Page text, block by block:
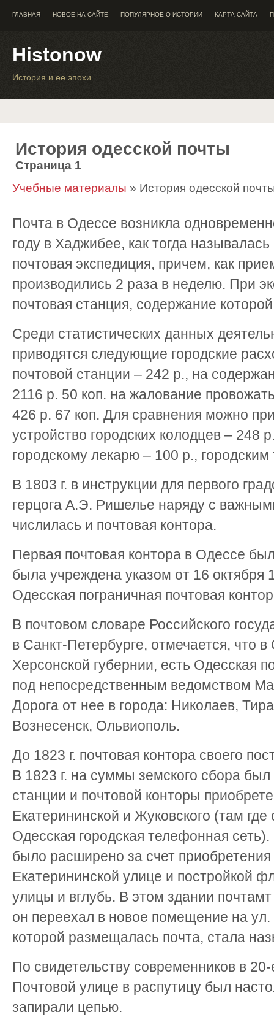
ГЛАВНАЯ НОВОЕ НА САЙТЕ ПОПУЛЯРНОЕ О ИСТОРИИ КАРТА САЙТА
Histonow
История и ее эпохи
История одесской почты
Страница 1
Учебные материалы » История одесской
Почта в Одессе возникла
году в Хаджибее, как тогда
почтовая экспедиция, причем, как
производились 2 раза в неделю. При
почтовая станция, содержание
Среди статистических данных
приводятся следующие городские
почтовой станции – 242 р., на
2116 р. 50 коп. на жалование
426 р. 67 коп. Для сравнения можно
устройство городских колодцев – 248
городскому лекарю – 100 р.,
В 1803 г. в инструкции для первого
герцога А.Э. Ришелье наряду с
числилась и почтовая контора.
Первая почтовая контора в Одессе
была учреждена указом от 16 октября
Одесская пограничная почтовая
В почтовом словаре Российского
в Санкт-Петербурге, отмечается, что
Херсонской губернии, есть Одесская
под непосредственным ведомством
Дорога от нее в города: Николаев,
Вознесенск, Ольвиополь.
До 1823 г. почтовая контора своего
В 1823 г. на суммы земского сбора
станции и почтовой конторы
Екатерининской и Жуковского (там где
Одесская городская телефонная
было расширено за счет приобретения
Екатерининской улице и постройкой
улицы и вглубь. В этом здании почтамт
он переехал в новое помещение на
которой размещалась почта, стала
По свидетельству современников в
Почтовой улице в распутицу был
запирали цепью.